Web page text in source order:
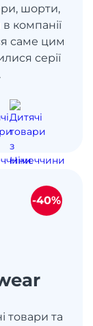
шорти,
компанії
саме цим
серії
товари та
-40%